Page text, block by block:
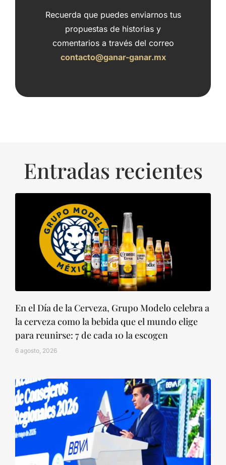
Recuerda que puedes enviarnos tus
propuestas de historias y
comentarios a través del correo
contacto@ganar-ganar.mx
Entradas recientes
En el Día de la Cerveza, Grupo Modelo celebra a
la cerveza como la bebida que el mundo elige
para reunirse: 7 de cada 10 la escogen
6 agosto, 2026